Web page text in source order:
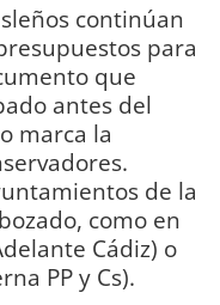
continúan
para
que
antes del
marca la
de la
como en
Cádiz) o
PP y Cs).